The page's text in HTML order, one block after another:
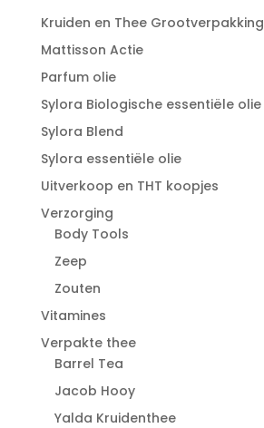
Kruiden en Thee Grootverpakking
Mattisson Actie
Parfum olie
Sylora Biologische essentiële olie
Sylora Blend
Sylora essentiële olie
Uitverkoop en THT koopjes
Verzorging
Body Tools
Zeep
Zouten
Vitamines
Verpakte thee
Barrel Tea
Jacob Hooy
Yalda Kruidenthee